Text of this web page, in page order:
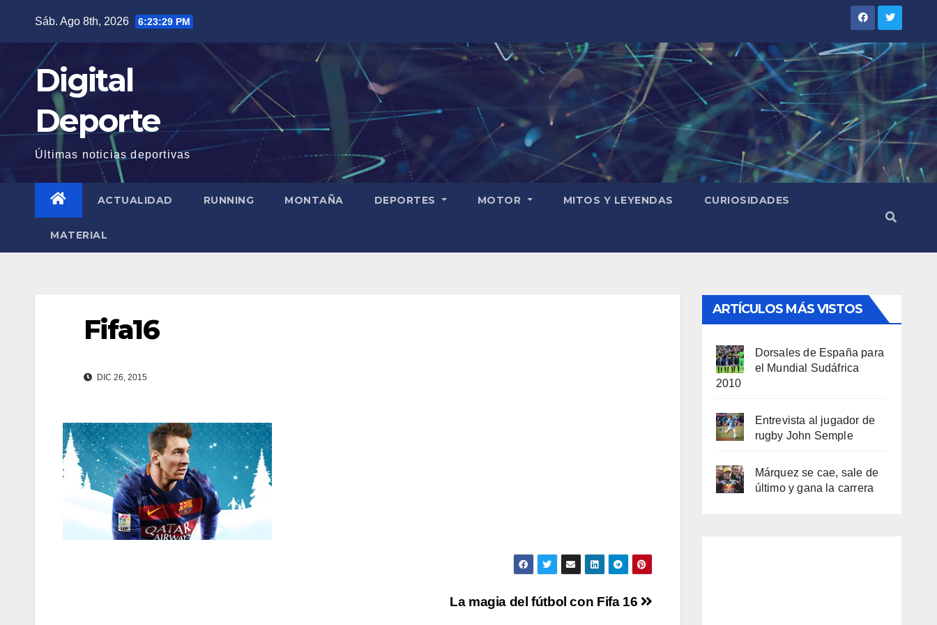
contenido
Sáb. Ago 8th, 2026 6:23:30 PM
Digital
Deporte
Últimas noticias deportivas
ACTUALIDAD RUNNING MONTAÑA DEPORTES MOTOR MITOS Y LEYENDAS CURIOSIDADES
MATERIAL
Fifa16
DIC 26, 2015
La magia del fútbol con Fifa 16
ARTÍCULOS MÁS VISTOS
Dorsales de España para
el Mundial Sudáfrica
2010
Entrevista al jugador de
rugby John Semple
Márquez se cae, sale de
último y gana la carrera